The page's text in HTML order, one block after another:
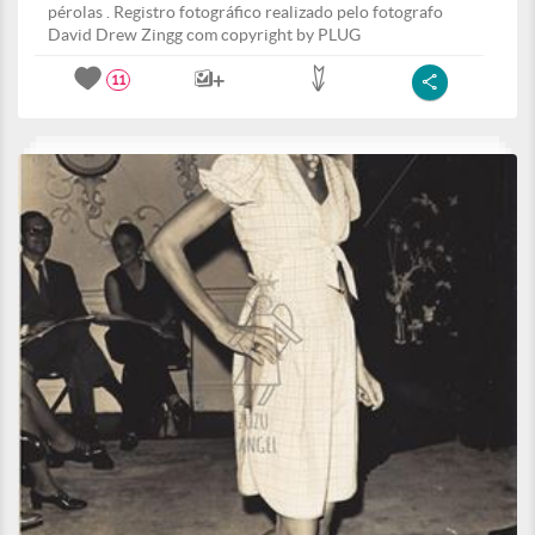
pérolas . Registro fotográfico realizado pelo fotografo
David Drew Zingg com copyright by PLUG
11